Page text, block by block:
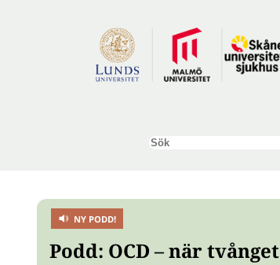
Sök
NY PODD!
Podd: OCD – när tvånget